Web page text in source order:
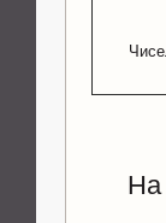
На